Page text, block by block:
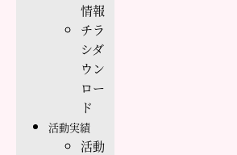
情報
チラ
シダ
ウン
ロー
ド
活動実績
活動